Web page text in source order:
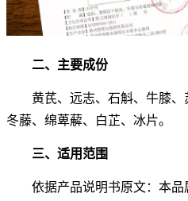
二、主要成份
黄芪、远志、石斛、牛膝、
冬藤、绵萆薢、白芷、冰片。
三、适用范围
依据产品说明书原文： 本品